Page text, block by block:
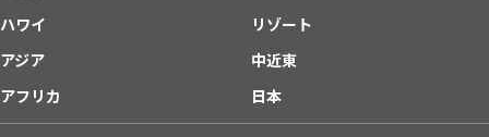
ハワイ
リゾート
アジア
中近東
アフリカ
日本